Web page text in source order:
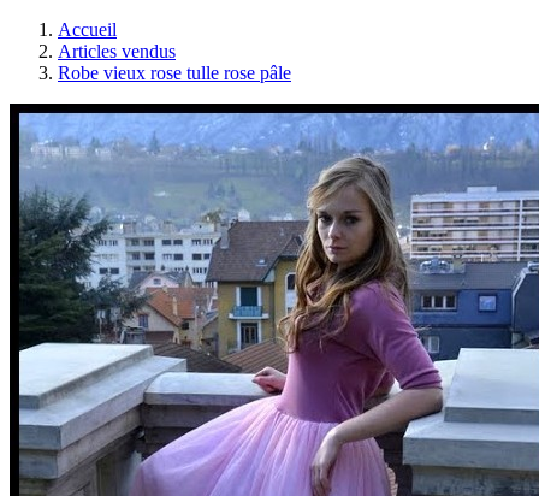
Accueil
Articles vendus
Robe vieux rose tulle rose pâle